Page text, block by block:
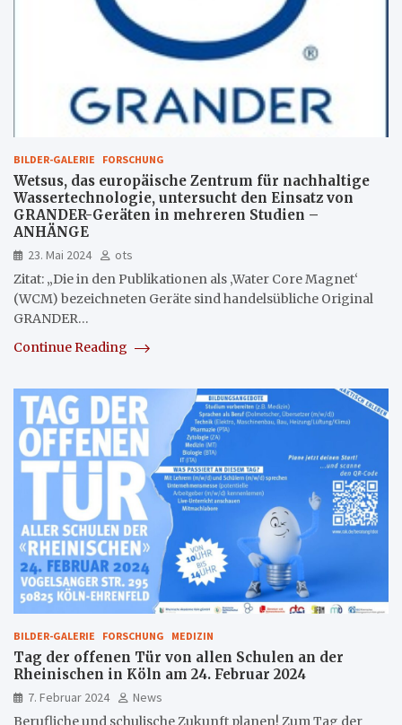
BILDER-GALERIE FORSCHUNG
Wetsus, das europäische Zentrum für nachhaltige
Wassertechnologie, untersucht den Einsatz von
GRANDER-Geräten in mehreren Studien –
ANHÄNGE
23. Mai 2024
ots
Zitat: „Die in den Publikationen als ‚Water Core Magnet‘
(WCM) bezeichneten Geräte sind handelsübliche Original
GRANDER…
Continue Reading
BILDER-GALERIE FORSCHUNG MEDIZIN
Tag der offenen Tür von allen Schulen an der
Rheinischen in Köln am 24. Februar 2024
7. Februar 2024
News
Berufliche und schulische Zukunft planen! Zum Tag der